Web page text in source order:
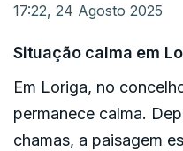
17:22, 24 Agosto 2025
Situação calma em
Em Loriga, no
permanece calma.
chamas, a paisagem